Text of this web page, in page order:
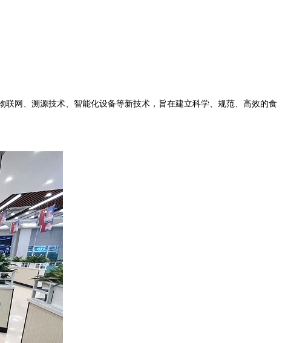
网、溯源技术、智能化设备等新技术，旨在建立科学、规范、高效的食